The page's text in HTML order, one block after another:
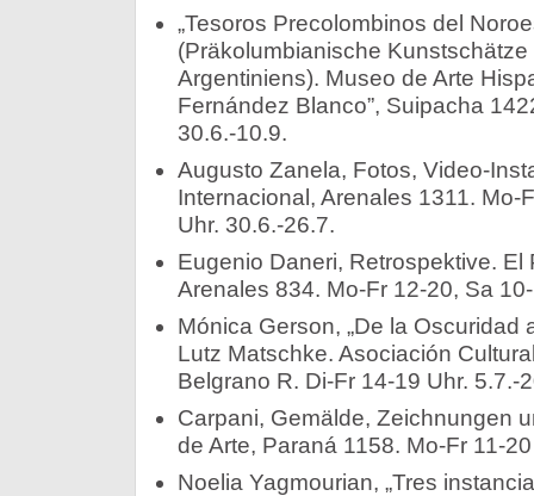
„Tesoros Precolombinos del
(Präkolumbianische
Argentiniens). Museo de Arte
Fernández Blanco”, Suipacha
30.6.-10.9.
Augusto Zanela, Fotos, Video-
Internacional, Arenales 1311. Mo-
Uhr. 30.6.-26.7.
Eugenio Daneri, Retrospektive. El
Arenales 834. Mo-Fr 12-20, Sa
Mónica Gerson, „De la Oscuridad
Lutz Matschke. Asociación
Belgrano R. Di-Fr 14-19 Uhr. 5.7.-
Carpani, Gemälde, Zeichnungen
de Arte, Paraná 1158. Mo-Fr 11-
Noelia Yagmourian, „Tres